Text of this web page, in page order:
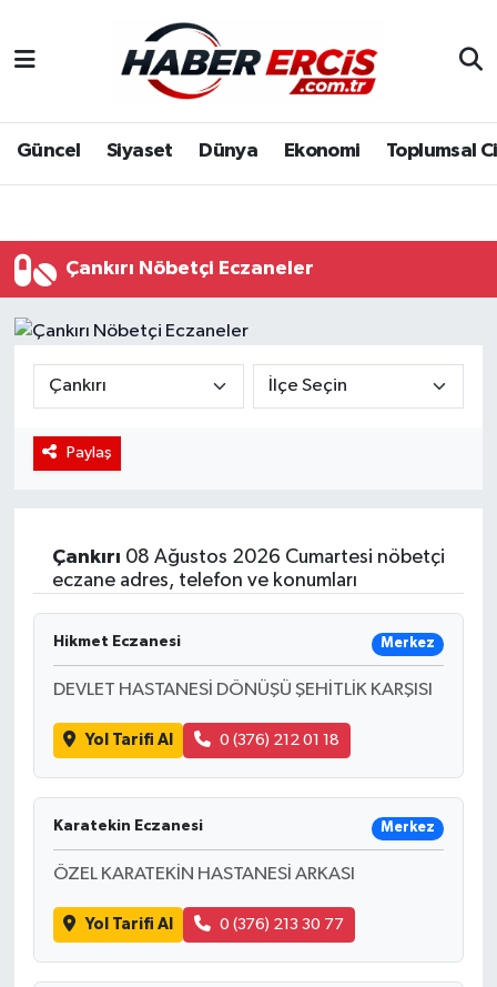
Güncel Siyaset Dünya Ekonomi Toplumsal
Çankırı Nöbetçi Eczaneler
Paylaş
Çankırı 08 Ağustos 2026 Cumartesi nöbetçi
eczane adres, telefon ve konumları
Hikmet Eczanesi Merkez
DEVLET HASTANESİ DÖNÜŞÜ ŞEHİTLİK KARŞISI
Yol Tarifi Al 0 (376) 212 01 18
Karatekin Eczanesi Merkez
ÖZEL KARATEKİN HASTANESİ ARKASI
Yol Tarifi Al 0 (376) 213 30 77